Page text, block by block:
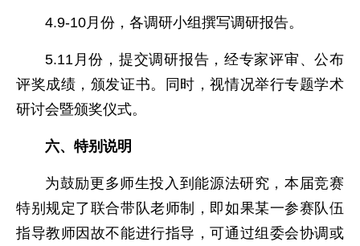
4.9-10月份，各调研小组撰写调研报告。
5.11月份，提交调研报告，经专家评审、公布
评奖成绩，颁发证书。同时，视情况举行专题学术
研讨会暨颁奖仪式。
六、特别说明
为鼓励更多师生投入到能源法研究，本届竞赛
特别规定了联合带队老师制，即如果某一参赛队伍
指导教师因故不能进行指导，可通过组委会协调或